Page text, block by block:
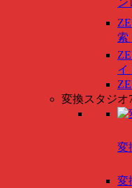
索
イ
変換スタジオ
変
変